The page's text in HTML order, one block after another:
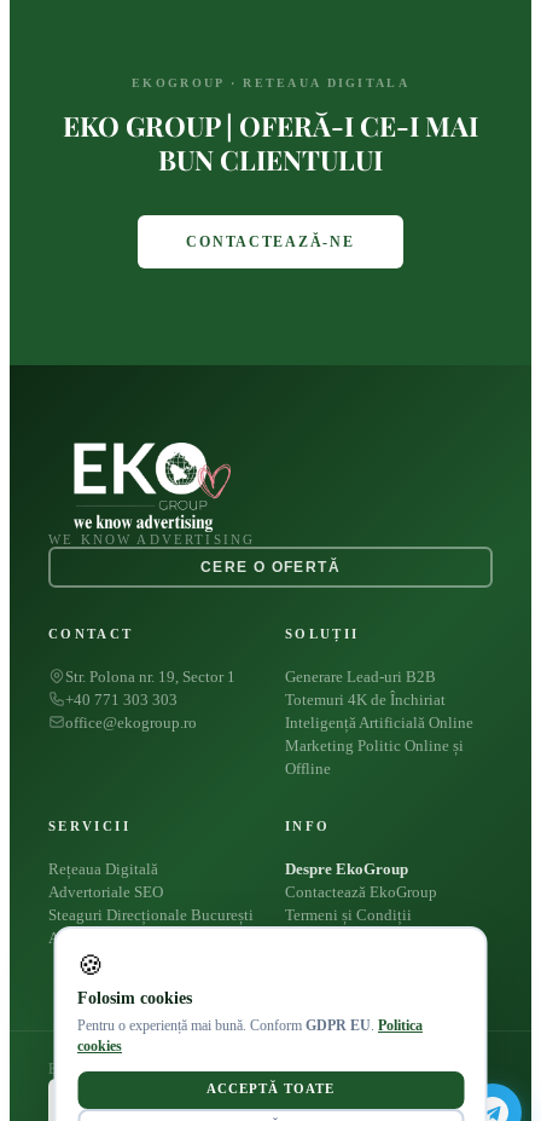
EKOGROUP · RETEAUA DIGITALA
EKO GROUP | OFERĂ-I CE-I MAI
BUN CLIENTULUI
CONTACTEAZĂ-NE
WE KNOW ADVERTISING
CERE O OFERTĂ
CONTACT
Str. Polona nr. 19, Sector 1
+40 771 303 303
office@ekogroup.ro
SOLUȚII
Generare Lead-uri B2B
Totemuri 4K de Închiriat
Inteligență Artificială Online
Marketing Politic Online și
Offline
SERVICII
Rețeaua Digitală
Advertoriale SEO
Steaguri Direcționale București
Apariții Presă
INFO
Despre EkoGroup
Contactează EkoGroup
Termeni și Condiții
Eko Group © 2026
🍪
Folosim cookies
Pentru o experiență mai bună. Conform GDPR EU Politica
cookies
ACCEPTĂ TOATE